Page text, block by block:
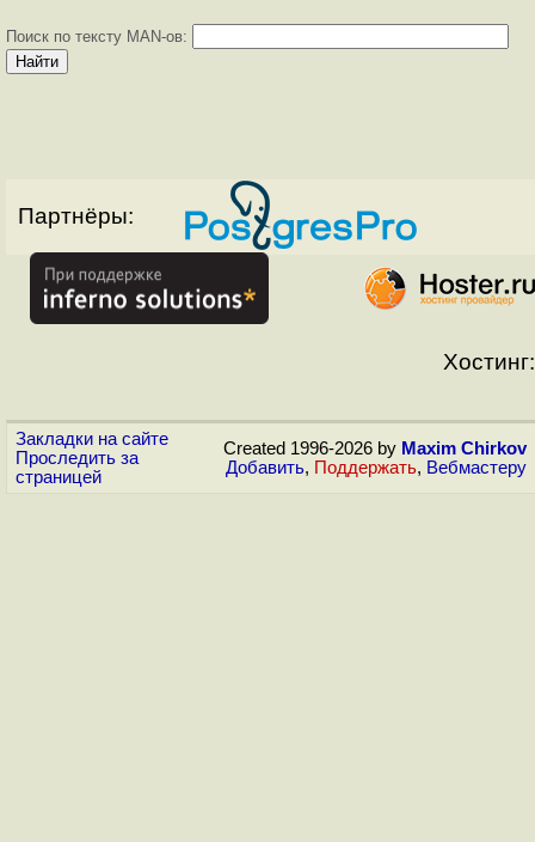
Поиск по тексту MAN-ов:
Партнёры:
Хостинг:
Закладки на сайте
Проследить за
страницей
Created 1996-2026 by Maxim Chirkov
Добавить, Поддержать, Вебмастеру